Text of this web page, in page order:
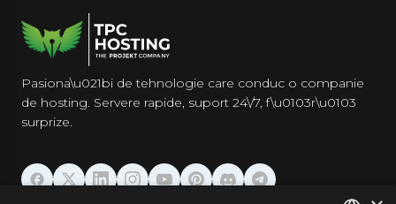
Pasiona\u021bi de tehnologie care conduc o companie
de hosting. Servere rapide, suport 24\/7, f\u0103r\u0103
surprize.